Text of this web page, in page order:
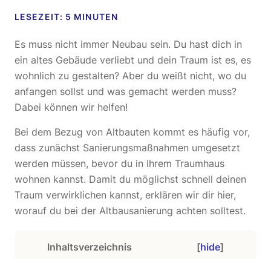
Es muss nicht immer Neubau sein. Du hast dich in
ein altes Gebäude verliebt und dein Traum ist es, es
wohnlich zu gestalten? Aber du weißt nicht, wo du
anfangen sollst und was gemacht werden muss?
Dabei können wir helfen!
Bei dem Bezug von Altbauten kommt es häufig vor,
dass zunächst Sanierungsmaßnahmen umgesetzt
werden müssen, bevor du in Ihrem Traumhaus
wohnen kannst. Damit du möglichst schnell deinen
Traum verwirklichen kannst, erklären wir dir hier,
worauf du bei der Altbausanierung achten solltest.
Inhaltsverzeichnis [hide]